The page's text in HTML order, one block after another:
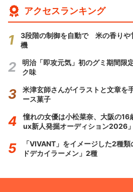
アクセスランキング
3段階の制御を自動で 米の香りや
機
明治「即攻元気」初のグミ期間
ク味
米津玄師さんがイラストと文章を
ース菓子
憧れの女優は小松菜奈、大阪の
ux新人発掘オーディション2026
「VIVANT」をイメージした2種
ドデカイラーメン」2種